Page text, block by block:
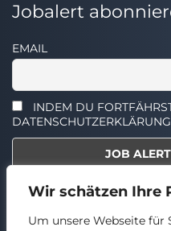
Wir schätzen Ihre
Um unsere Webseite
Jobalert
EMAIL
INDEM DU
Select the widget you